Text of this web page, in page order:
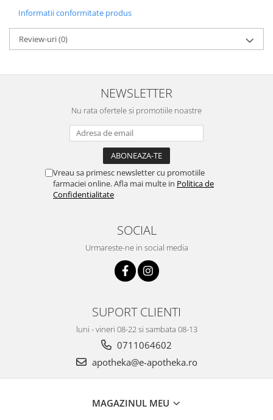
Informatii conformitate produs
Review-uri(0)
NEWSLETTER
Nu rata ofertele si promotiile noastre
Vreau sa primesc newsletter cu promotiile
farmaciei online. Afla mai multe in Politica de
Confidentialitate
SOCIAL
Urmareste-ne in social media
SUPORT CLIENTI
luni - vineri 08-22 si sambata 08-13
0711064602
apotheka@e-apotheka.ro
MAGAZINUL MEU